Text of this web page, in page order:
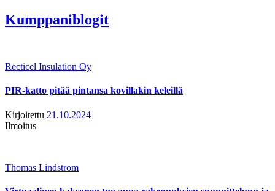
Kumppaniblogit
Recticel Insulation Oy
PIR-katto pitää pintansa kovillakin keleillä
Kirjoitettu 21.10.2024
Ilmoitus
Thomas Lindstrom